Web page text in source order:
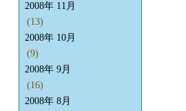
2008年 11月
(13)
2008年 10月
(9)
2008年 9月
(16)
2008年 8月